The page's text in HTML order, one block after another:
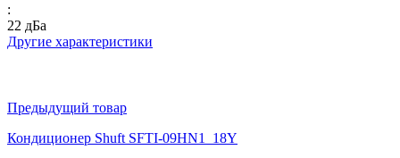
:
22 дБа
Другие характеристики
Предыдущий товар
Кондиционер Shuft SFTI-09HN1_18Y